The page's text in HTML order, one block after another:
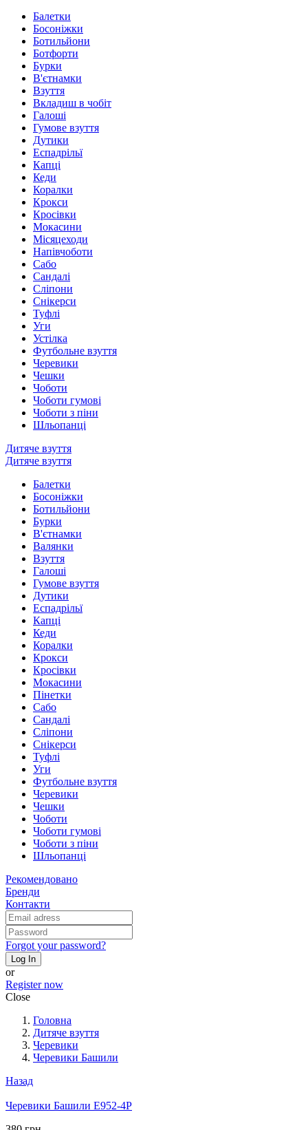
Балетки
Босоніжки
Ботильйони
Ботфорти
Бурки
В'єтнамки
Взуття
Вкладиш в чобіт
Галоші
Гумове взуття
Дутики
Еспадрільї
Капці
Кеди
Коралки
Крокси
Кросівки
Мокасини
Місяцеходи
Напівчоботи
Сабо
Сандалі
Сліпони
Снікерси
Туфлі
Уги
Устілка
Футбольне взуття
Черевики
Чешки
Чоботи
Чоботи гумові
Чоботи з піни
Шльопанці
Дитяче взуття
Дитяче взуття
Балетки
Босоніжки
Ботильйони
Бурки
В'єтнамки
Валянки
Взуття
Галоші
Гумове взуття
Дутики
Еспадрільї
Капці
Кеди
Коралки
Крокси
Кросівки
Мокасини
Пінетки
Сабо
Сандалі
Сліпони
Снікерси
Туфлі
Уги
Футбольне взуття
Черевики
Чешки
Чоботи
Чоботи гумові
Чоботи з піни
Шльопанці
Рекомендовано
Бренди
Контакти
Forgot your password?
Log In
or
Register now
Close
Головна
Дитяче взуття
Черевики
Черевики Башили
Назад
Черевики Башили E952-4P